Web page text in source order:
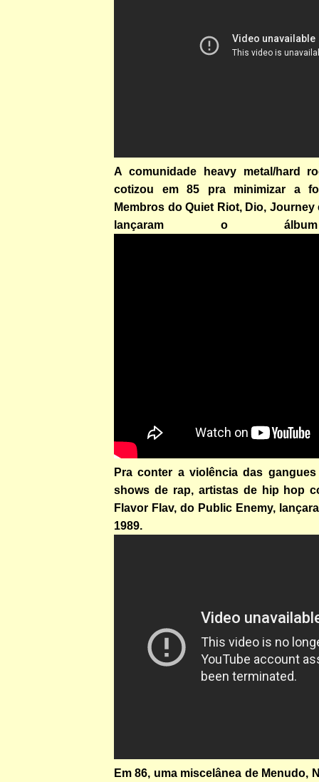
A comunidade heavy metal/hard
cotizou em 85 pra minimizar a
Membros do Quiet Riot, Dio,
lançaram o
Pra conter a violência das
shows de rap, artistas de hip hop
Flavor Flav, do Public Enemy,
1989.
Em 86, uma miscelânea de Menudo,